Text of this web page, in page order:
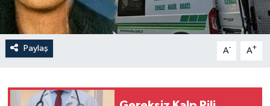
Paylaş A- A+